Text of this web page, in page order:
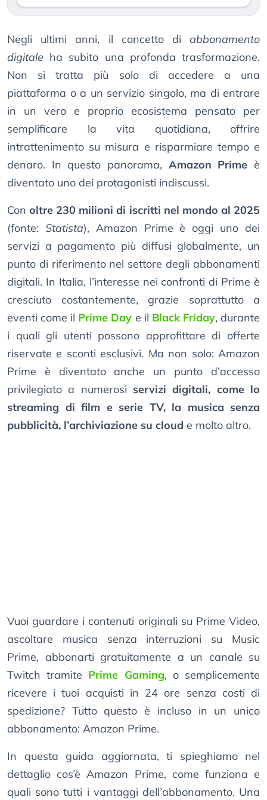
Negli ultimi anni, il concetto di abbonamento
digitale ha subito una profonda trasformazione.
Non si tratta più solo di accedere a una
piattaforma o a un servizio singolo, ma di entrare
in un vero e proprio ecosistema pensato per
semplificare la vita quotidiana, offrire
intrattenimento su misura e risparmiare tempo e
denaro. In questo panorama, Amazon Prime è
diventato uno dei protagonisti indiscussi.
Conoltre 230 milioni di iscritti nel mondo al 2025
(fonte: Statista), Amazon Prime è oggi uno dei
servizi a pagamento più diffusi globalmente, un
punto di riferimento nel settore degli abbonamenti
digitali. In Italia, l’interesse nei confronti di Prime è
cresciuto costantemente, grazie soprattutto a
eventi come il Prime Day e il Black Friday, durante
i quali gli utenti possono approfittare di offerte
riservate e sconti esclusivi. Ma non solo: Amazon
Prime è diventato anche un punto d’accesso
privilegiato a numerosi servizi digitali, come lo
streaming di film e serie TV, la musica senza
pubblicità, l’archiviazione su cloud e molto altro.
Vuoi guardare i contenuti originali su Prime Video,
ascoltare musica senza interruzioni su Music
Prime, abbonarti gratuitamente a un canale su
Twitch tramite Prime Gaming, o semplicemente
ricevere i tuoi acquisti in 24 ore senza costi di
spedizione? Tutto questo è incluso in un unico
abbonamento: Amazon Prime.
In questa guida aggiornata, ti spieghiamo nel
dettaglio cos’è Amazon Prime, come funziona e
quali sono tutti i vantaggi dell’abbonamento. Una